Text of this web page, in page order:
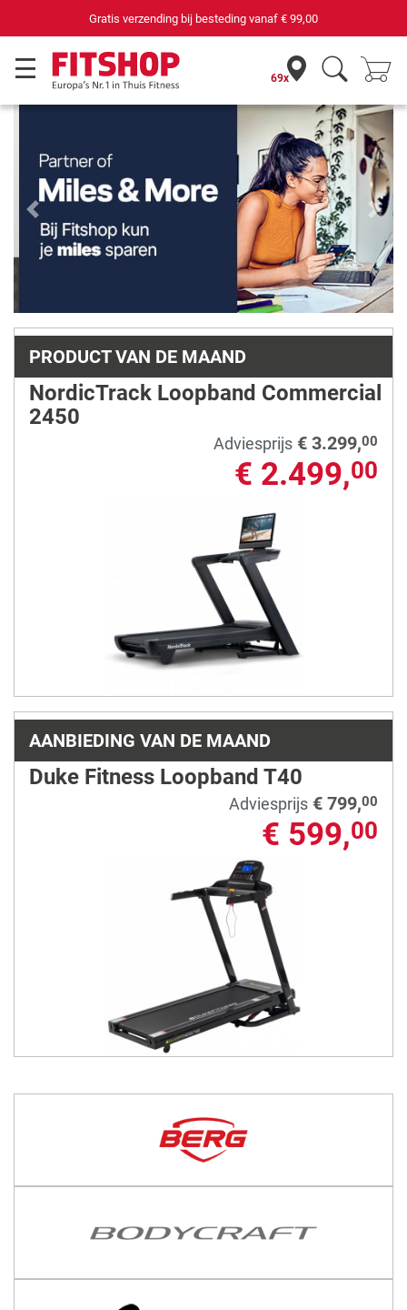
69 filialen met 75 eigen servicemonteurs
69x
Previous Next
PRODUCT VAN DE MAAND
NordicTrack Loopband Commercial
2450
Adviesprijs € 3.299,00
€ 2.499,00
AANBIEDING VAN DE MAAND
Duke Fitness Loopband T40
Adviesprijs € 799,00
€ 599,00